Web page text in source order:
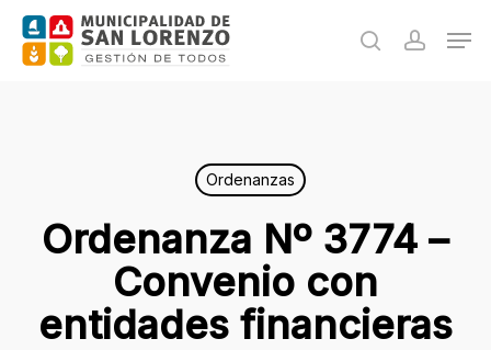
Skip
search
Ordenanzas
Ordenanza Nº 3774 –
Convenio con
entidades financieras